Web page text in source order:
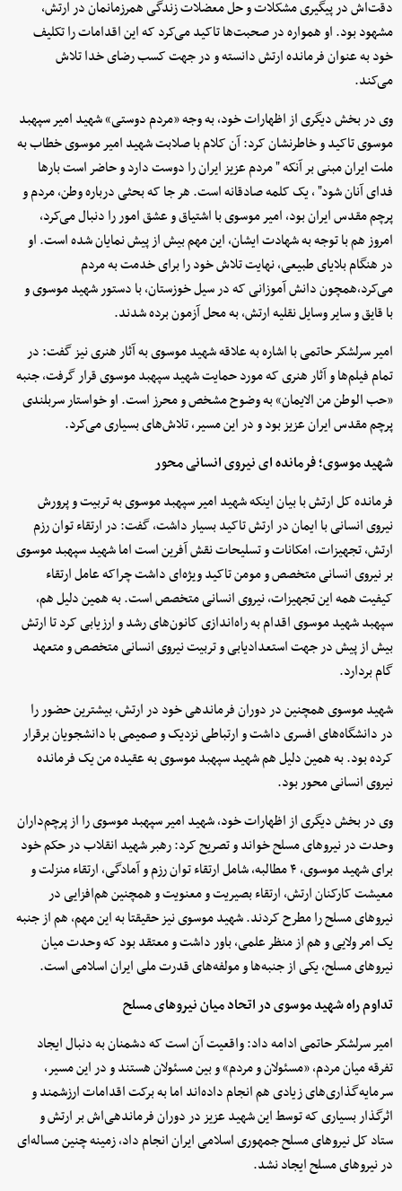
دقت‌اش در پیگیری مشکلات و حل معضلات زندگی همرزمانمان در ارتش،
مشهود بود. او همواره در صحبت‌ها تاکید می‌کرد که این اقدامات را تکلیف
خود به عنوان فرمانده ارتش دانسته و در جهت کسب رضای خدا تلاش
می‌کند.
وی در بخش دیگری از اظهارات خود، به وجه «مردم دوستی» شهید امیر سپهبد
موسوی تاکید و خاطرنشان کرد: آن کلام با صلابت شهید امیر موسوی خطاب به
ملت ایران مبنی بر آنکه " مردم عزیز ایران را دوست دارد و حاضر است بارها
فدای آنان شود" ، یک کلمه صادقانه است. هر جا که بحثی درباره وطن، مردم و
پرچم مقدس ایران بود، امیر موسوی با اشتیاق و عشق امور را دنبال می‌کرد،
امروز هم با توجه به شهادت ایشان، این مهم بیش از پیش نمایان شده است. او
در هنگام بلایای طبیعی، نهایت تلاش خود را برای خدمت به مردم
می‌کرد،همچون دانش آموزانی که در سیل خوزستان، با دستور شهید موسوی و
با قایق و سایر وسایل نقلیه ارتش، به محل آزمون برده شدند.
امیر سرلشکر حاتمی با اشاره به علاقه شهید موسوی به آثار هنری نیز گفت: در
تمام فیلم‌ها و آثار هنری که مورد حمایت شهید سپهبد موسوی قرار گرفت، جنبه
«حب الوطن من الایمان» به وضوح مشخص و محرز است. او خواستار سربلندی
پرچم مقدس ایران عزیز بود و در این مسیر، تلاش‌های بسیاری می‌کرد.
شهید موسوی؛ فرمانده ای نیروی انسانی محور
فرمانده کل ارتش با بیان اینکه شهید امیر سپهبد موسوی به تربیت و پرورش
نیروی انسانی با ایمان در ارتش تاکید بسیار داشت، گفت: در ارتقاء توان رزم
ارتش، تجهیزات، امکانات و تسلیحات نقش آفرین است اما شهید سپهبد موسوی
بر نیروی انسانی متخصص و مومن تاکید ویژه‌ای داشت چراکه عامل ارتقاء
کیفیت همه این تجهیزات، نیروی انسانی متخصص است. به همین دلیل هم،
سپهبد شهید موسوی اقدام به راه‌اندازی کانون‌های رشد و ارزیابی کرد تا ارتش
بیش از پیش در جهت استعدادیابی و تربیت نیروی انسانی متخصص و متعهد
گام بردارد.
شهید موسوی همچنین در دوران فرماندهی خود در ارتش، بیشترین حضور را
در دانشگاه‌های افسری داشت و ارتباطی نزدیک و صمیمی با دانشجویان برقرار
کرده بود. به همین دلیل هم شهید سپهبد موسوی به عقیده من یک فرمانده
نیروی انسانی محور بود.
وی در بخش دیگری از اظهارات خود، شهید امیر سپهبد موسوی را از پرچم‌داران
وحدت در نیروهای مسلح خواند و تصریح کرد: رهبر شهید انقلاب در حکم خود
برای شهید موسوی، ۴ مطالبه، شامل ارتقاء توان رزم و آمادگی، ارتقاء منزلت و
معیشت کارکنان ارتش، ارتقاء بصیریت و معنویت و همچنین هم‌افزایی در
نیروهای مسلح را مطرح کردند. شهید موسوی نیز حقیقتا به این مهم، هم از جنبه
یک امر ولایی و هم از منظر علمی، باور داشت و معتقد بود که وحدت میان
نیروهای مسلح، یکی از جنبه‌ها و مولفه‌های قدرت ملی ایران اسلامی است.
تداوم راه شهید موسوی در اتحاد میان نیروهای مسلح
امیر سرلشکر حاتمی ادامه داد: واقعیت آن است که دشمنان به دنبال ایجاد
تفرقه میان مردم، «مسئولان و مردم» و بین مسئولان هستند و در این مسیر،
سرمایه‌گذاری‌های زیادی هم انجام داده‌اند اما به برکت اقدامات ارزشمند و
اثرگذار بسیاری که توسط این شهید عزیز در دوران فرماندهی‌اش بر ارتش و
ستاد کل نیروهای مسلح جمهوری اسلامی ایران انجام داد، زمینه چنین مساله‌ای
در نیروهای مسلح ایجاد نشد.